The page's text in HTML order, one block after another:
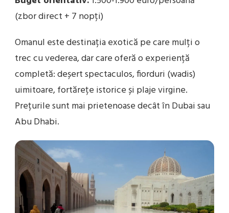
(zbor direct + 7 nopți)
Omanul este destinația exotică pe care mulți o
trec cu vederea, dar care oferă o experiență
completă: deșert spectaculos, fiorduri (wadis)
uimitoare, fortărețe istorice și plaje virgine.
Prețurile sunt mai prietenoase decât în Dubai sau
Abu Dhabi.